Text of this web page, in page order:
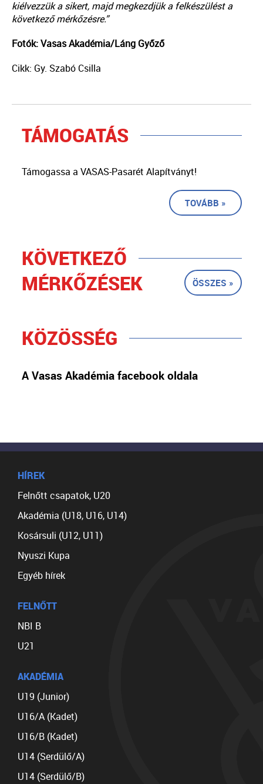
kiélvezzük a sikert, majd megkezdjük a felkészülést a
következő mérkőzésre.”
Fotók: Vasas Akadémia/Láng Győző
Cikk: Gy. Szabó Csilla
TÁMOGATÁS
Támogassa a VASAS-Pasarét Alapítványt!
TOVÁBB »
KÖVETKEZŐ
MÉRKŐZÉSEK
ÖSSZES »
KÖZÖSSÉG
A Vasas Akadémia facebook oldala
HÍREK
Felnőtt csapatok, U20
Akadémia (U18, U16, U14)
Kosársuli (U12, U11)
Nyuszi Kupa
Egyéb hírek
FELNŐTT
NBI B
U21
AKADÉMIA
U19 (Junior)
U16/A (Kadet)
U16/B (Kadet)
U14 (Serdülő/A)
U14 (Serdülő/B)